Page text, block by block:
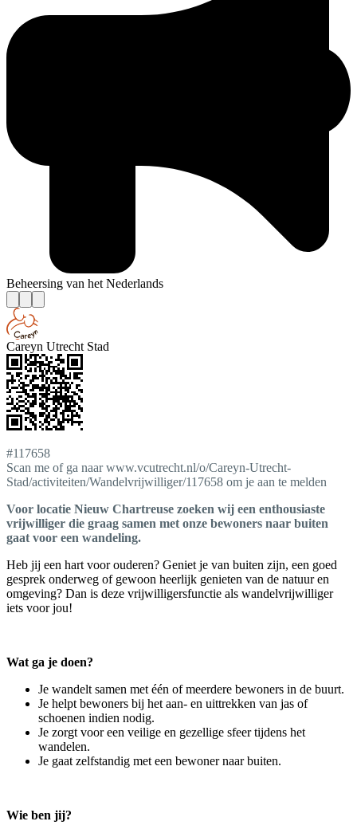
Beheersing van het Nederlands
Careyn Utrecht Stad
#117658
Scan me of ga naar www.vcutrecht.nl/o/Careyn-Utrecht-
Stad/activiteiten/Wandelvrijwilliger/117658 om je aan te melden
Voor locatie Nieuw Chartreuse zoeken wij een enthousiaste
vrijwilliger die graag samen met onze bewoners naar buiten
gaat voor een wandeling.
Heb jij een hart voor ouderen? Geniet je van buiten zijn, een goed
gesprek onderweg of gewoon heerlijk genieten van de natuur en
omgeving? Dan is deze vrijwilligersfunctie als wandelvrijwilliger
iets voor jou!
Wat ga je doen?
Je wandelt samen met één of meerdere bewoners in de buurt.
Je helpt bewoners bij het aan- en uittrekken van jas of
schoenen indien nodig.
Je zorgt voor een veilige en gezellige sfeer tijdens het
wandelen.
Je gaat zelfstandig met een bewoner naar buiten.
Wie ben jij?